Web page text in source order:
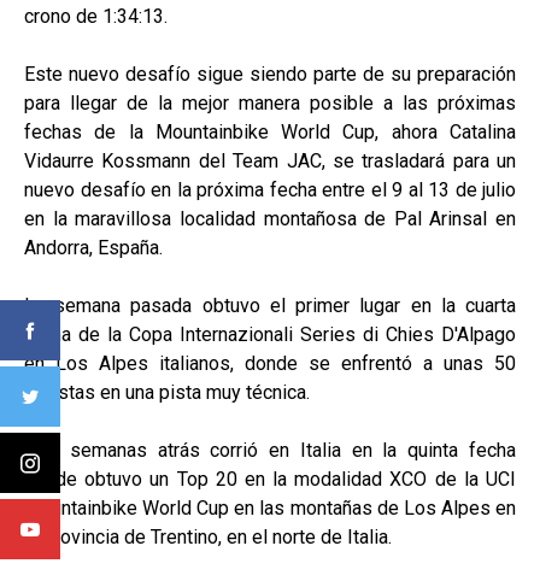
crono de 1:34:13.
Este nuevo desafío sigue siendo parte de su preparación
para llegar de la mejor manera posible a las próximas
fechas de la Mountainbike World Cup, ahora Catalina
Vidaurre Kossmann del Team JAC, se trasladará para un
nuevo desafío en la próxima fecha entre el 9 al 13 de julio
en la maravillosa localidad montañosa de Pal Arinsal en
Andorra, España.
La semana pasada obtuvo el primer lugar en la cuarta
fecha de la Copa Internazionali Series di Chies D'Alpago
en Los Alpes italianos, donde se enfrentó a unas 50
ciclistas en una pista muy técnica.
Dos semanas atrás corrió en Italia en la quinta fecha
donde obtuvo un Top 20 en la modalidad XCO de la UCI
Mountainbike World Cup en las montañas de Los Alpes en
la provincia de Trentino, en el norte de Italia.